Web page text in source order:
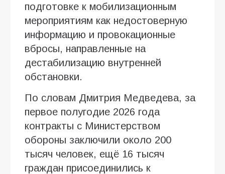
подготовке к мобилизационным
мероприятиям как недостоверную
информацию и провокационные
вбросы, направленные на
дестабилизацию внутренней
обстановки.
По словам Дмитрия Медведева, за
первое полугодие 2026 года
контракты с Министерством
обороны заключили около 200
тысяч человек, ещё 16 тысяч
граждан присоединились к